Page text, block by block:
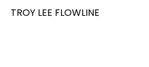
TROY LEE FLOWLINE